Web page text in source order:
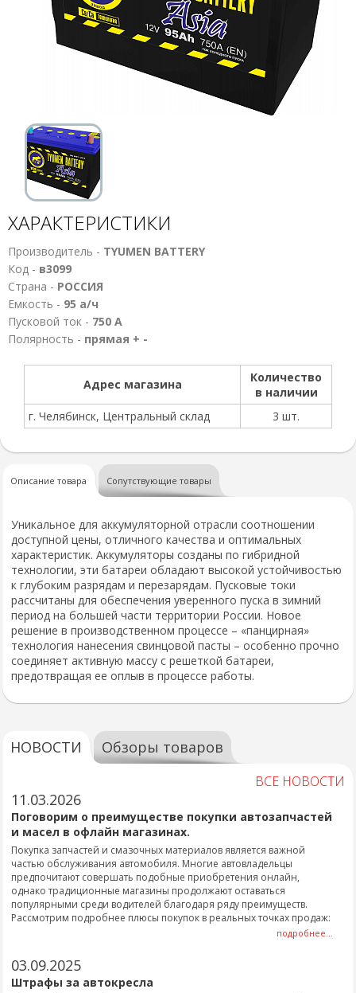
ХАРАКТЕРИСТИКИ
Производитель - TYUMEN BATTERY
Код - в3099
Страна - РОССИЯ
Емкость - 95 а/ч
Пусковой ток - 750 А
Полярность - прямая + -
Адрес магазина
Количество
в наличии
г. Челябинск, Центральный склад
3 шт.
Описание товара Сопутствующие товары
Уникальное для аккумуляторной отрасли соотношении
доступной цены, отличного качества и оптимальных
характеристик. Аккумуляторы созданы по гибридной
технологии, эти батареи обладают высокой устойчивостью
к глубоким разрядам и перезарядам. Пусковые токи
рассчитаны для обеспечения уверенного пуска в зимний
период на большей части территории России. Новое
решение в производственном процессе – «панцирная»
технология нанесения свинцовой пасты – особенно прочно
соединяет активную массу с решеткой батареи,
предотвращая ее оплыв в процессе работы.
НОВОСТИ Обзоры товаров
ВСЕ НОВОСТИ
11.03.2026
Поговорим о преимуществе покупки автозапчастей
и масел в офлайн магазинах.
Покупка запчастей и смазочных материалов является важной
частью обслуживания автомобиля. Многие автовладельцы
предпочитают совершать подобные приобретения онлайн,
однако традиционные магазины продолжают оставаться
популярными среди водителей благодаря ряду преимуществ.
Рассмотрим подробнее плюсы покупок в реальных точках продаж:
подробнее...
03.09.2025
Штрафы за автокресла